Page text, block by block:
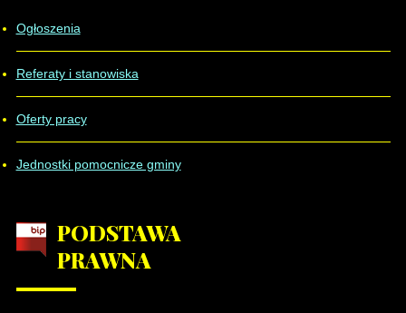
Ogłoszenia
Referaty i stanowiska
Oferty pracy
Jednostki pomocnicze gminy
PODSTAWA
PRAWNA